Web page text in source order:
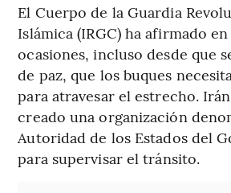
El Cuerpo de la Guardia
Islámica (IRGC) ha afirmado
ocasiones, incluso desde que
de paz, que los buques
para atravesar el estrecho.
creado una organización
Autoridad de los Estados del
para supervisar el tránsito.